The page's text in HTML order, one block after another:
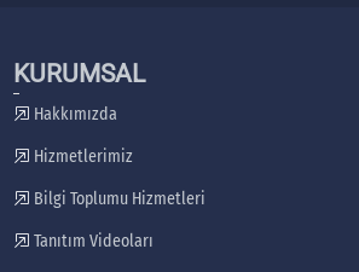
KURUMSAL
Hakkımızda
Hizmetlerimiz
Bilgi Toplumu Hizmetleri
Tanıtım Videoları